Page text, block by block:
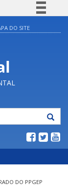
DO SITE
DO PPGEP